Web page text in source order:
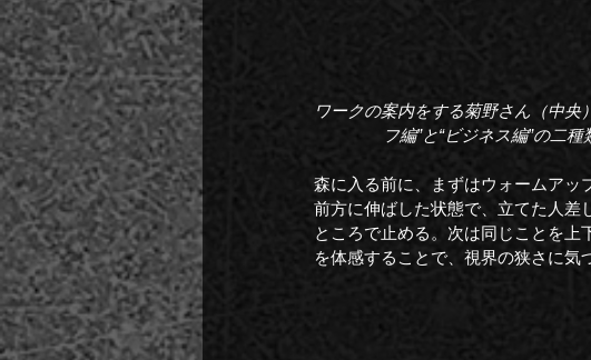
ワークの案内をする菊野さん（中
フ編”と“ビジネス編”の二
森に入る前に、まずはウォームアッ
前方に伸ばした状態で、立てた人差
ところで止める。次は同じことを
を体感することで、視界の狭さに気